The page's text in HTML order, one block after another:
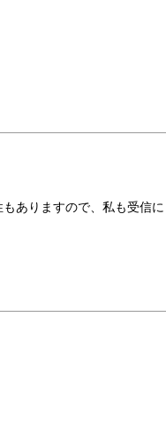
ありますので、私も受信に